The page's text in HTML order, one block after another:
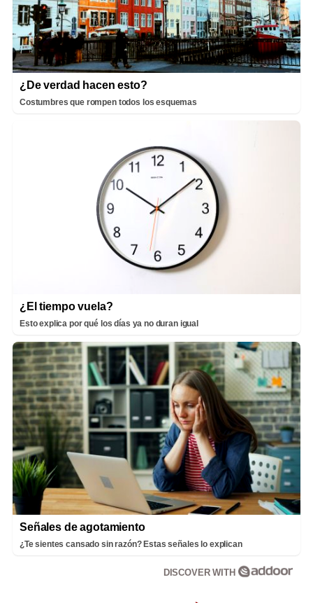
¿De verdad hacen esto?
Costumbres que rompen todos los esquemas
¿El tiempo vuela?
Esto explica por qué los días ya no duran igual
Señales de agotamiento
¿Te sientes cansado sin razón? Estas señales lo explican
DISCOVER WITH